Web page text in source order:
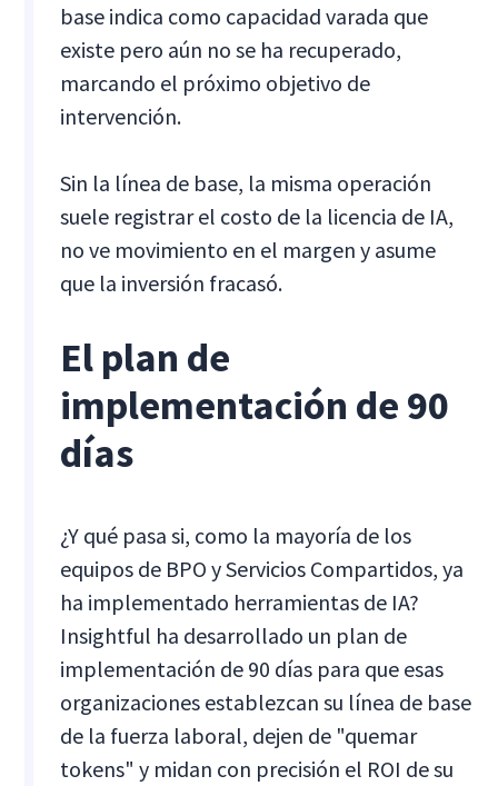
base indica como capacidad varada que
existe pero aún no se ha recuperado,
marcando el próximo objetivo de
intervención.
Sin la línea de base, la misma operación
suele registrar el costo de la licencia de IA,
no ve movimiento en el margen y asume
que la inversión fracasó.
El plan de
implementación de 90
días
¿Y qué pasa si, como la mayoría de los
equipos de BPO y Servicios Compartidos, ya
ha implementado herramientas de IA?
Insightful ha desarrollado un plan de
implementación de 90 días para que esas
organizaciones establezcan su línea de base
de la fuerza laboral, dejen de "quemar
tokens" y midan con precisión el ROI de su